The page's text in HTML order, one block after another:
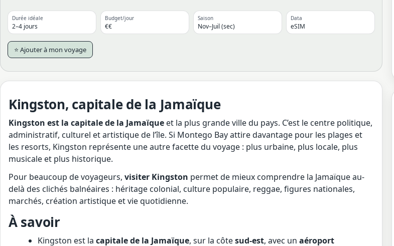
Durée idéale
2–4 jours
Budget/jour
€€
Saison
Nov–Juil (sec)
Data
eSIM
⭐ Ajouter à mon voyage
Kingston, capitale de la Jamaïque
Kingston est la capitale de la Jamaïque et la plus grande ville du pays. C’est le centre politique,
administratif, culturel et artistique de l’île. Si Montego Bay attire davantage pour les plages et
les resorts, Kingston représente une autre facette du voyage : plus urbaine, plus locale, plus
musicale et plus historique.
Pour beaucoup de voyageurs, visiter Kingston permet de mieux comprendre la Jamaïque au-
delà des clichés balnéaires : héritage colonial, culture populaire, reggae, figures nationales,
marchés, création artistique et vie quotidienne.
À savoir
Kingston est la capitale de la Jamaïque, sur la côtesud-est, avec un aéroport